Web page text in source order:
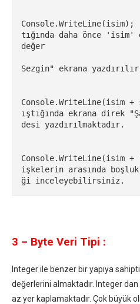
tığında daha önce 'isim'
değer
Sezgin" ekrana
Console.WriteLine(isim
ıştığında ekrana direk
desi yazdırılmaktadır.
Console.WriteLine(isim
işkelerin arasında
ği inceleyebilirsiniz.
3 – Byte Veri Tipi :
Integer ile benzer bir yapıya
değerlerini almaktadır. Integer
az yer kaplamaktadır. Çok büyük